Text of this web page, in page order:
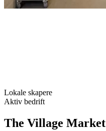
Lokale skapere
Aktiv bedrift
The Village Market